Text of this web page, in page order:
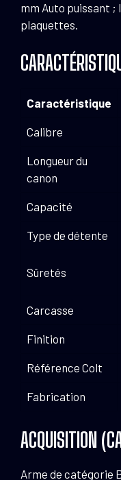
mm Auto puissant
plaquettes.
Caractéristique
Calibre
Longueur du
canon
Capacité
Type de détente
Sûretés
Carcasse
Finition
Référence Colt
Fabrication
ACQUISITION
Arme de catégorie